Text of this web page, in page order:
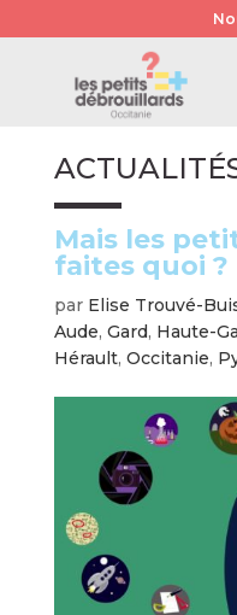
Mais les
faites quoi ?
par Elise Trouvé-
Aude, Gard, Haute-
Hérault, Occitanie,